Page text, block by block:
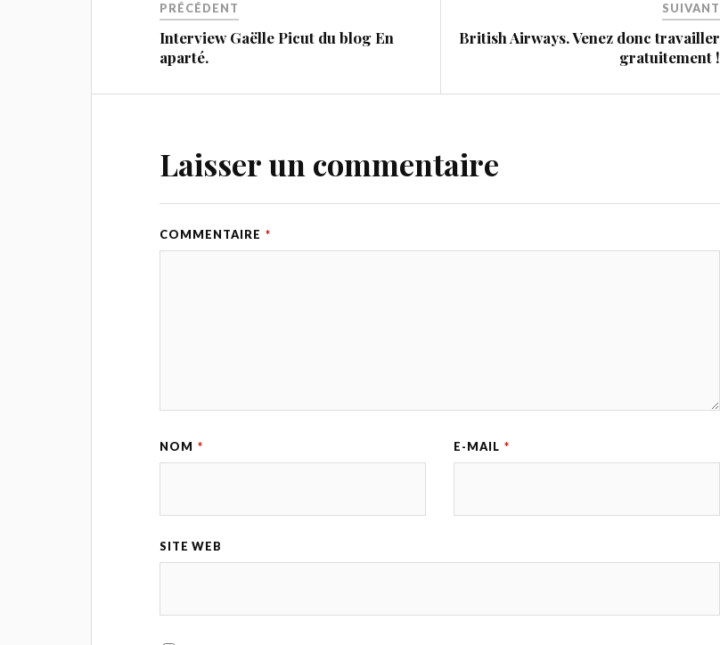
PRÉCÉDENT
Interview Gaëlle Picut du blog En
aparté.
SUIVANT
British Airways. Venez donc travailler
gratuitement !
Laisser un commentaire
COMMENTAIRE *
NOM * E-MAIL *
SITE WEB